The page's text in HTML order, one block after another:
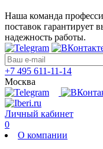
Наша команда
поставок гарантирует
надежность работы.
+7 495 611-11-14
Москва
Личный кабинет
0
О компании